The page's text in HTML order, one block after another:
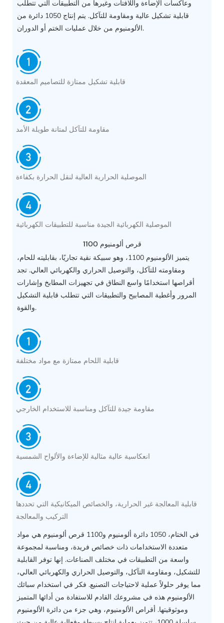
وعاكسات الإضاءة واللافتات وغيرها من التطبيقات التي تتطلب
قابلية تشكيل عالية ومقاومة للتآكل. يتم إنتاج 1050 دائرة من
الألومنيوم من خلال عمليات الختم أو الدوران.
قابلية تشكيل ممتازة للتصاميم المعقدة
مقاومة للتآكل لمتانة طويلة الأمد
الموصلية الحرارية العالية لنقل الحرارة بكفاءة
الموصلية الكهربائية الجيدة مناسبة للتطبيقات الكهربائية
1100 قرص ألومنيوم
يتميز الألومنيوم 1100، وهو سبيكة نقية تجاريًا، بقابليته للحام،
ومقاومته للتآكل، والتوصيل الحراري والكهربائي العالي. تجد
أقراصها استخدامًا واسع النطاق في تجهيزات المطابخ وإشارات
المرور وأغطية المصابيح والتطبيقات التي تتطلب قابلية التشكيل
والقوة.
قابلية اللحام ممتازة مع مواد مختلفة
مقاومة جيدة للتآكل ومناسبة للاستخدام الخارجي
انعكاسية عالية مثالية للإضاءة والألواح الشمسية
قابلية المعالجة غير الحرارية، والخصائص الميكانيكية التي تحددها
التركيب والمعالجة
في الختام، 1050 دائرة ألومنيوم و1100 قرص ألومنيوم هي مواد
متعددة الاستخدامات ذات خصائص فريدة، ومناسبة لمجموعة
واسعة من التطبيقات في مختلف الصناعات. إنها توفر القابلية
للتشكيل، ومقاومة التآكل، والتوصيل الحراري والكهربائي العالي،
مما يوفر حلولاً عملية لاحتياجات التصنيع. فكر في استخدام سبائك
الألومنيوم هذه في مشروعك القادم للاستفادة من أدائها المتميز
وموثوقيتها. أقراص الألومنيوم، وهي جزء من دائرة الألومنيوم